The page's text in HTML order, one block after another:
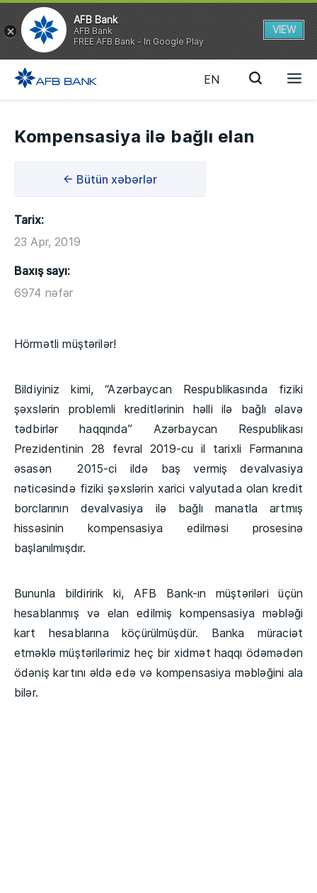
EN
Kompensasiya ilə bağlı elan
← Bütün xəbərlər
Tarix:
23 Apr, 2019
Baxış sayı:
6974 nəfər
Hörmətli müştərilər!
Bildiyiniz kimi, “Azərbaycan Respublikasında fiziki
şəxslərin problemli kreditlərinin həlli ilə bağlı əlavə
tədbirlər haqqında” Azərbaycan Respublikası
Prezidentinin 28 fevral 2019-cu il tarixli Fərmanına
əsasən 2015-ci ildə baş vermiş devalvasiya
nəticəsində fiziki şəxslərin xarici valyutada olan kredit
borclarının devalvasiya ilə bağlı manatla artmış
hissəsinin kompensasiya edilməsi prosesinə
başlanılmışdır.
Bununla bildiririk ki, AFB Bank-ın müştəriləri üçün
hesablanmış və elan edilmiş kompensasiya məbləği
kart hesablarına köçürülmüşdür. Banka müraciət
etməklə müştərilərimiz heç bir xidmət haqqı ödəmədən
ödəniş kartını əldə edə və kompensasiya məbləğini ala
bilər.
AFB Bank
AFB Bank
FREE AFB Bank - In Google Play
VIEW